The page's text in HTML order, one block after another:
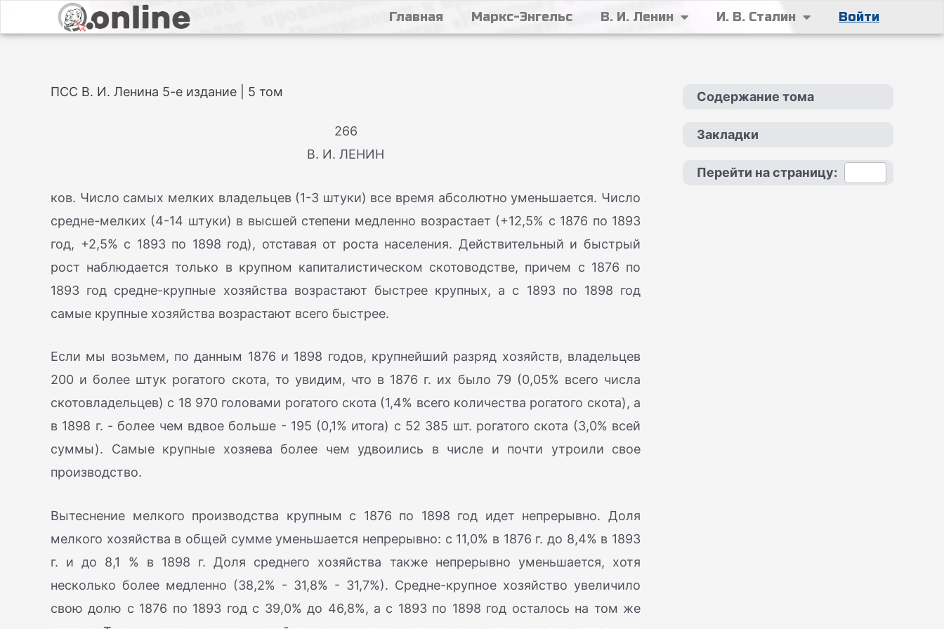
Главная Маркс-Энгельс В. И. Ленин И. В. Сталин Войти
ПСС В. И. Ленина 5-е издание | 5 том
266
В. И. ЛЕНИН
ков. Число самых мелких владельцев (1-3 штуки) все время абсолютно уменьшается. Число
средне-мелких (4-14 штуки) в высшей степени медленно возрастает (+12,5% с 1876 по 1893
год, +2,5% с 1893 по 1898 год), отставая от роста населения. Действительный и быстрый
рост наблюдается только в крупном капиталистическом скотоводстве, причем с 1876 по
1893 год средне-крупные хозяйства возрастают быстрее крупных, а с 1893 по 1898 год
самые крупные хозяйства возрастают всего быстрее.
Если мы возьмем, по данным 1876 и 1898 годов, крупнейший разряд хозяйств, владельцев
200 и более штук рогатого скота, то увидим, что в 1876 г. их было 79 (0,05% всего числа
скотовладельцев) с 18 970 головами рогатого скота (1,4% всего количества рогатого скота), а
в 1898 г. - более чем вдвое больше - 195 (0,1% итога) с 52 385 шт. рогатого скота (3,0% всей
суммы). Самые крупные хозяева более чем удвоились в числе и почти утроили свое
производство.
Вытеснение мелкого производства крупным с 1876 по 1898 год идет непрерывно. Доля
мелкого хозяйства в общей сумме уменьшается непрерывно: с 11,0% в 1876 г. до 8,4% в 1893
г. и до 8,1 % в 1898 г. Доля среднего хозяйства также непрерывно уменьшается, хотя
несколько более медленно (38,2% - 31,8% - 31,7%). Средне-крупное хозяйство увеличило
свою долю с 1876 по 1893 год с 39,0% до 46,8%, а с 1893 по 1898 год осталось на том же
Содержание тома
Закладки
Перейти на страницу: